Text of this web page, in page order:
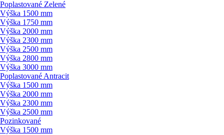
Poplastované Zelené
Výška 1500 mm
Výška 1750 mm
Výška 2000 mm
Výška 2300 mm
Výška 2500 mm
Výška 2800 mm
Výška 3000 mm
Poplastované Antracit
Výška 1500 mm
Výška 2000 mm
Výška 2300 mm
Výška 2500 mm
Pozinkované
Výška 1500 mm